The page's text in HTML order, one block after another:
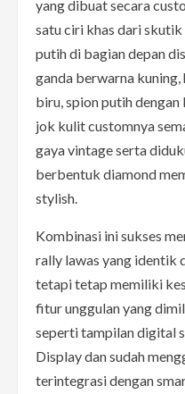
yang dibuat secara
satu ciri khas dari
putih di bagian depan
ganda berwarna
biru, spion putih
jok kulit customnya
gaya vintage serta
berbentuk diamond
stylish.
Kombinasi ini sukses
rally lawas yang identik
tetapi tetap memiliki
fitur unggulan yang
seperti tampilan digital
Display dan sudah
terintegrasi dengan